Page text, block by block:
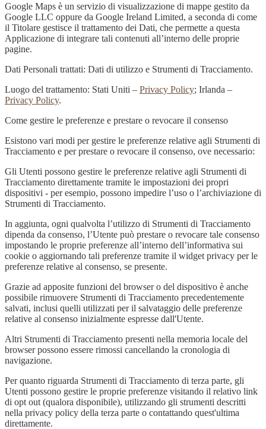
Google Maps è un servizio di visualizzazione di mappe gestito da
Google LLC oppure da Google Ireland Limited, a seconda di come
il Titolare gestisce il trattamento dei Dati, che permette a questa
Applicazione di integrare tali contenuti all’interno delle proprie
pagine.
Dati Personali trattati: Dati di utilizzo e Strumenti di Tracciamento.
Luogo del trattamento: Stati Uniti – Privacy Policy; Irlanda –
Privacy Policy.
Come gestire le preferenze e prestare o revocare il consenso
Esistono vari modi per gestire le preferenze relative agli Strumenti di
Tracciamento e per prestare o revocare il consenso, ove necessario:
Gli Utenti possono gestire le preferenze relative agli Strumenti di
Tracciamento direttamente tramite le impostazioni dei propri
dispositivi - per esempio, possono impedire l’uso o l’archiviazione di
Strumenti di Tracciamento.
In aggiunta, ogni qualvolta l’utilizzo di Strumenti di Tracciamento
dipenda da consenso, l’Utente può prestare o revocare tale consenso
impostando le proprie preferenze all’interno dell’informativa sui
cookie o aggiornando tali preferenze tramite il widget privacy per le
preferenze relative al consenso, se presente.
Grazie ad apposite funzioni del browser o del dispositivo è anche
possibile rimuovere Strumenti di Tracciamento precedentemente
salvati, inclusi quelli utilizzati per il salvataggio delle preferenze
relative al consenso inizialmente espresse dall'Utente.
Altri Strumenti di Tracciamento presenti nella memoria locale del
browser possono essere rimossi cancellando la cronologia di
navigazione.
Per quanto riguarda Strumenti di Tracciamento di terza parte, gli
Utenti possono gestire le proprie preferenze visitando il relativo link
di opt out (qualora disponibile), utilizzando gli strumenti descritti
nella privacy policy della terza parte o contattando quest'ultima
direttamente.